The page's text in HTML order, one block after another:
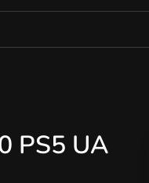
PS5 UA